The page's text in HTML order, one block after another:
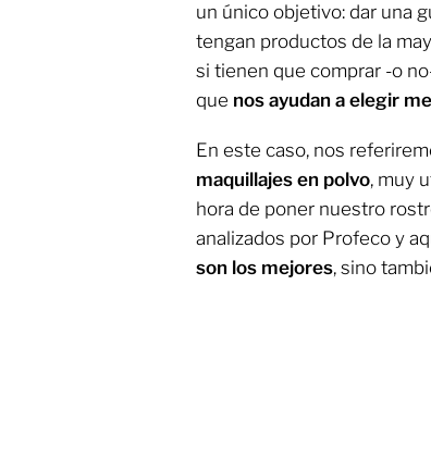
un único objetivo: dar una
tengan productos de la
si tienen que comprar -o
que nos ayudan a elegir
En este caso, nos
maquillajes en polvo, muy
hora de poner nuestro
analizados por Profeco y
son los mejores, sino